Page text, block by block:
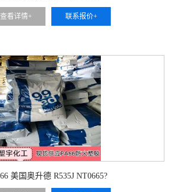
查看详情+ 联系报价+
美国奥升德 R535J NT0665?